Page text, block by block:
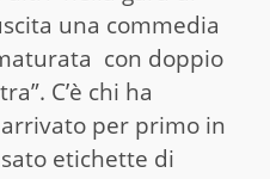
una commedia
con doppio
C’è chi ha
per primo in
etichette di